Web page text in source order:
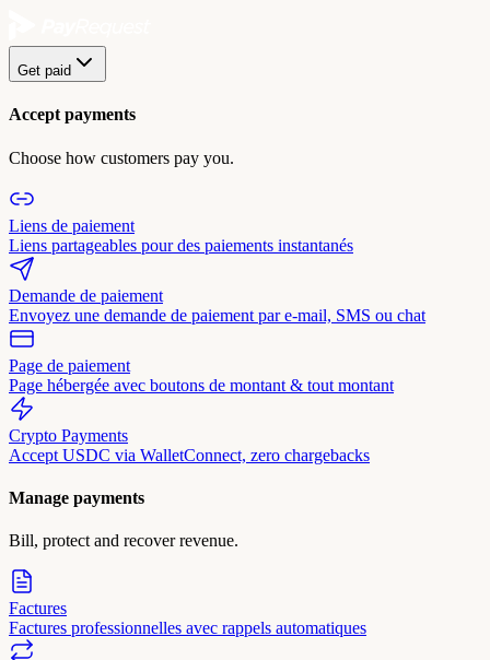
Get paid
Accept payments
Choose how customers pay you.
Liens de paiement
Liens partageables pour des paiements instantanés
Demande de paiement
Envoyez une demande de paiement par e-mail, SMS ou chat
Page de paiement
Page hébergée avec boutons de montant & tout montant
Crypto Payments
Accept USDC via WalletConnect, zero chargebacks
Manage payments
Bill, protect and recover revenue.
Factures
Factures professionnelles avec rappels automatiques